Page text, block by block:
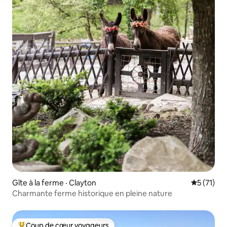
Gîte à la ferme · Clayton Note
5 (71)
Charmante ferme historique en pleine nature